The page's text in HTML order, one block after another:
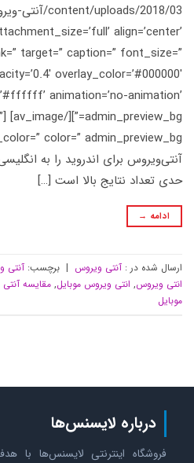
align=’center’
target=” caption=” font_size=”
overlay_color=’#000000′
animation=’no-animation’
آنتی‌ویروس برای اندروید را به
حدی تعداد نتایج بالا است […]
ادامه →
ارسال شده در : آنتی ویروس | برچسب: آنتی
انتی ویروس, انتی ویروس موبایل, مقایسه
موبایل
درباره لایسنس‌ها
فروشگاه اینترنتی لایسنس‌ها با